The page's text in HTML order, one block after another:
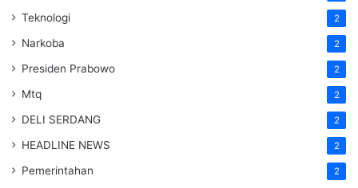
Teknologi 2
Narkoba 2
Presiden Prabowo 2
Mtq 2
DELI SERDANG 2
HEADLINE NEWS 2
Pemerintahan 2